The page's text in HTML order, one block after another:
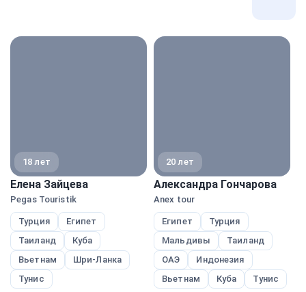
18 лет
Елена Зайцева
Pegas Touristik
Турция
Египет
Таиланд
Куба
Вьетнам
Шри-Ланка
Тунис
20 лет
Александра Гончарова
Anex tour
Египет
Турция
Мальдивы
Таиланд
ОАЭ
Индонезия
Вьетнам
Куба Тунис